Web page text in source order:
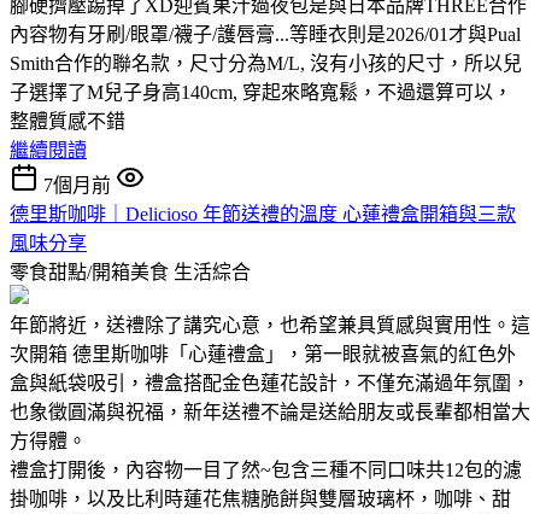
腳硬擠壓踢掉了XD迎賓果汁過夜包是與日本品牌THREE合作
內容物有牙刷/眼罩/襪子/護唇膏...等睡衣則是2026/01才與Pual
Smith合作的聯名款，尺寸分為M/L, 沒有小孩的尺寸，所以兒
子選擇了M兒子身高140cm, 穿起來略寬鬆，不過還算可以，
整體質感不錯
繼續閱讀
7個月前
德里斯咖啡｜Delicioso 年節送禮的溫度 心蓮禮盒開箱與三款
風味分享
零食甜點/開箱美食 生活綜合
年節將近，送禮除了講究心意，也希望兼具質感與實用性。這
次開箱 德里斯咖啡「心蓮禮盒」，第一眼就被喜氣的紅色外
盒與紙袋吸引，禮盒搭配金色蓮花設計，不僅充滿過年氛圍，
也象徵圓滿與祝福，新年送禮不論是送給朋友或長輩都相當大
方得體。
禮盒打開後，內容物一目了然~包含三種不同口味共12包的濾
掛咖啡，以及比利時蓮花焦糖脆餅與雙層玻璃杯，咖啡、甜